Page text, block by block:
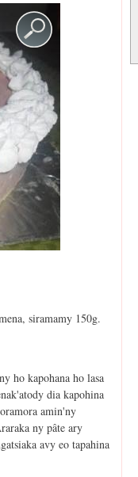
siramamy 150g.
ho kapohana ho lasa
dia kapohina
amin'ny
ny pâte ary
avy eo tapahina